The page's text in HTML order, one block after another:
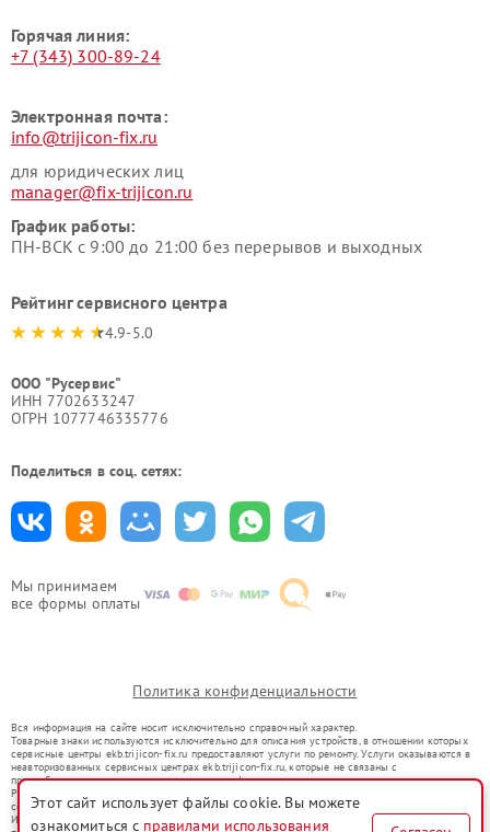
Мы принимаем
все формы оплаты
Горячая линия:
+7 (343) 300-89-24
Электронная почта:
info@trijicon-fix.ru
для юридических лиц
manager@fix-trijicon.ru
График работы:
ПН-ВСК с 9:00 до 21:00 без перерывов и выходных
Рейтинг сервисного центра
4.9-5.0
ООО "Русервис"
ИНН 7702633247
ОГРН 1077746335776
Поделиться в соц. сетях:
Политика конфиденциальности
Вся информация на сайте носит исключительно справочный характер.
Товарные знаки используются исключительно для описания устройств, в отношении которых
сервисные центры ekb.trijicon-fix.ru предоставляют услуги по ремонту. Услуги оказываются в
неавторизованных сервисных центрах ekb.trijicon-fix.ru, которые не связаны с
правообладателями товарных знаков или их официальными представителями.
Ремонт осуществляется для устройств, уже введенных в гражданский оборот в соответствии
со статьей 1487 ГК РФ.
Использование товарных знаков не преследует цели индивидуализации услуг или введения
Этот сайт использует файлы cookie. Вы можете
ознакомиться с правилами использования